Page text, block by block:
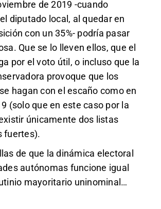
de 2019 -cuando
diputado local, al quedar en
con un 35%- podría pasar
Que se lo lleven ellos, que el
por el voto útil, o incluso que la
provoque que los
hagan con el escaño como en
(solo que en este caso por la
únicamente dos listas
fuertes).
de que la dinámica electoral
autónomas funcione igual
mayoritario uninominal…